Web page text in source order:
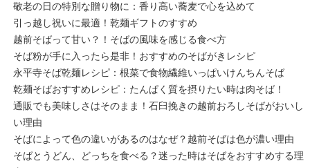
敬老の日の特別な贈り物に：香り高い蕎麦で心を込めて
引っ越し祝いに最適！乾麺ギフトのすすめ
越前そばって甘い？！そばの風味を感じる食べ方
そば粉が手に入ったら是非！おすすめのそばがきレシピ
永平寺そば乾麺レシピ：根菜で食物繊維いっぱいけんちんそば
乾麺そばおすすめレシピ：たんぱく質を摂りたい時は肉そば！
通販でも美味しさはそのまま！石臼挽きの越前おろしそばがおいし
い理由
そばによって色の違いがあるのはなぜ？越前そばは色が濃い理由
そばとうどん、どっちを食べる？迷った時はそばをおすすめする理